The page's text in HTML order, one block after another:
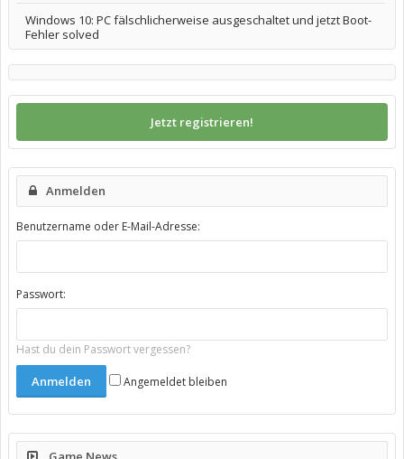
Windows 10: PC fälschlicherweise ausgeschaltet und jetzt Boot-
Fehler solved
Jetzt registrieren!
Anmelden
Benutzername oder E-Mail-Adresse:
Passwort:
Hast du dein Passwort vergessen?
Angemeldet bleiben